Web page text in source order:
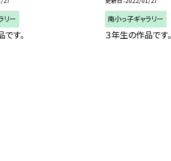
リー
す。
南小っ子ギャラリー
３年生の作品です。